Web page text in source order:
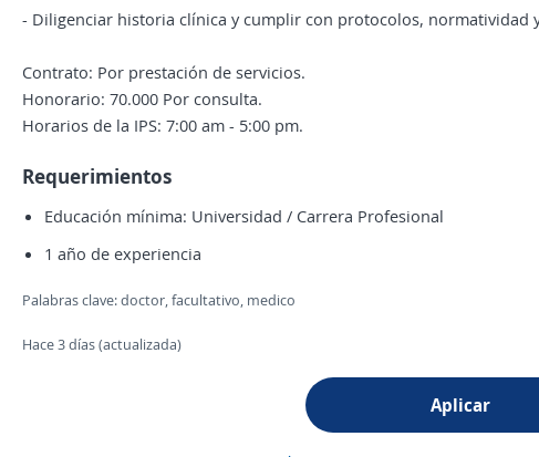
- Diligenciar historia clínica y cumplir con protocolos, normatividad
Contrato: Por prestación de servicios.
Honorario: 70.000 Por consulta.
Horarios de la IPS: 7:00 am - 5:00 pm.
Requerimientos
Educación mínima: Universidad / Carrera Profesional
1 año de experiencia
Palabras clave: doctor, facultativo, medico
Hace 3 días (actualizada)
Aplicar